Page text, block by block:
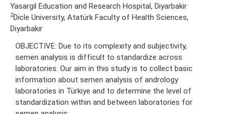
Yasargil Education and Research Hospital, Diyarbakir
2Dicle University, Atatürk Faculty of Health Sciences,
Diyarbakır
OBJECTIVE: Due to its complexity and subjectivity,
semen analysis is difficult to standardize across
laboratories. Our aim in this study is to collect basic
information about semen analysis of andrology
laboratories in Türkiye and to determine the level of
standardization within and between laboratories for